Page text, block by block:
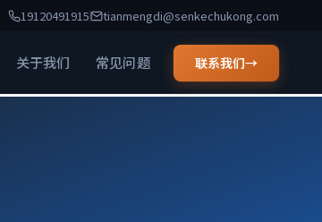
19120491915 tianmengdi@senkechukong.com
关于我们 常见问题 联系我们→